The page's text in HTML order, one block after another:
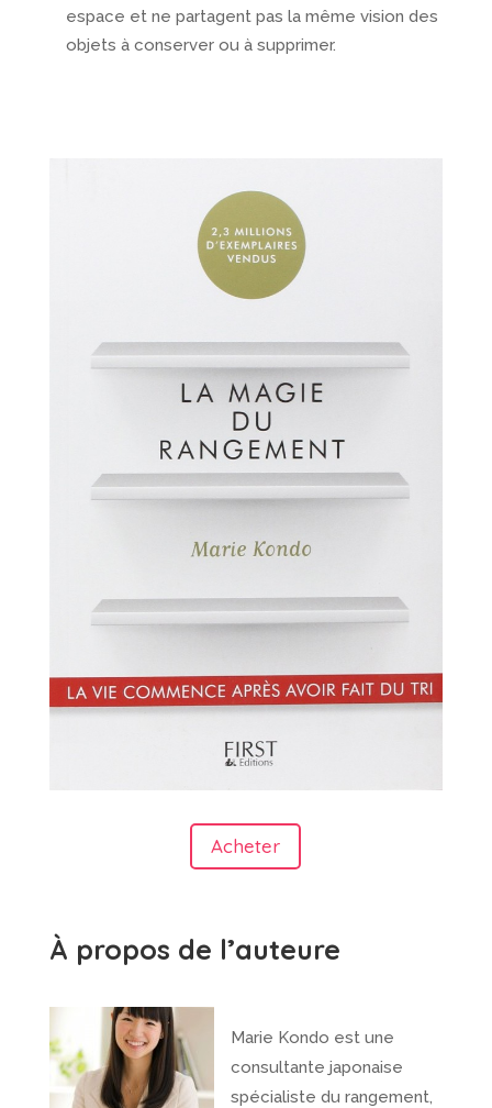
espace et ne partagent pas la même vision des
objets à conserver ou à supprimer.
Acheter
À propos de l’auteure
Marie Kondo est une
consultante japonaise
spécialiste du rangement,